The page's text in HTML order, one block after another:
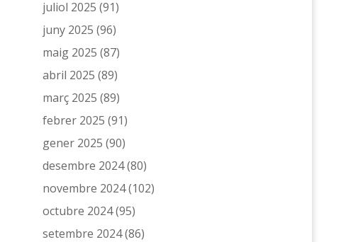
juliol 2025 (91)
juny 2025 (96)
maig 2025 (87)
abril 2025 (89)
març 2025 (89)
febrer 2025 (91)
gener 2025 (90)
desembre 2024(80)
novembre 2024(102)
octubre 2024(95)
setembre 2024(86)